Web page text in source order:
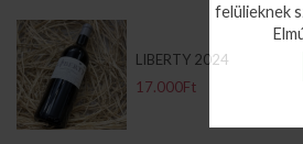
felülieknek
LIBERTY 2024
17.000Ft